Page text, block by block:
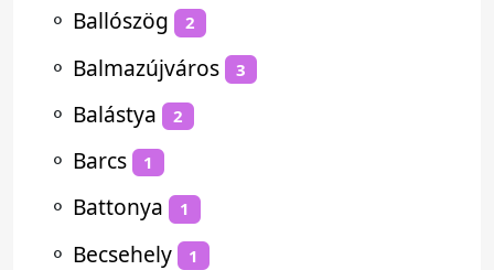
⚬ Ballószög 2
⚬ Balmazújváros 3
⚬ Balástya 2
⚬ Barcs 1
⚬ Battonya 1
⚬ Becsehely 1